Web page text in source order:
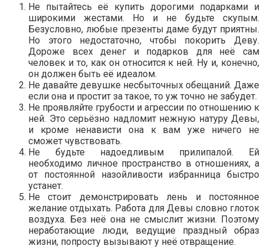
Не пытайтесь её купить дорогими подарками и
широкими жестами. Но и не будьте скупым.
Безусловно, любые презенты даме будут приятны.
Но этого недостаточно, чтобы покорить Деву.
Дороже всех денег и подарков для неё сам
человек и то, как он относится к ней. Ну и, конечно,
он должен быть её идеалом.
Не давайте девушке несбыточных обещаний. Даже
если она и простит за такое, то уж точно не забудет.
Не проявляйте грубости и агрессии по отношению к
ней. Это серьёзно надломит нежную натуру Девы,
и кроме ненависти она к вам уже ничего не
сможет чувствовать.
Не будьте надоедливым прилипалой. Ей
необходимо личное пространство в отношениях, а
от постоянной назойливости избранница быстро
устанет.
Не стоит демонстрировать лень и постоянное
желание отдыхать. Работа для Девы словно глоток
воздуха. Без неё она не смыслит жизни. Поэтому
неработающие люди, ведущие праздный образ
жизни, попросту вызывают у неё отвращение.